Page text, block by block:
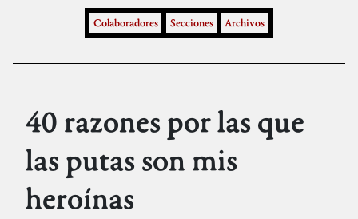
Colaboradores Secciones Archivos
40 razones por las que
las putas son mis
heroínas